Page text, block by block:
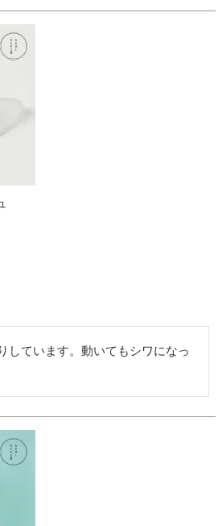
しています。動いてもシワになっ